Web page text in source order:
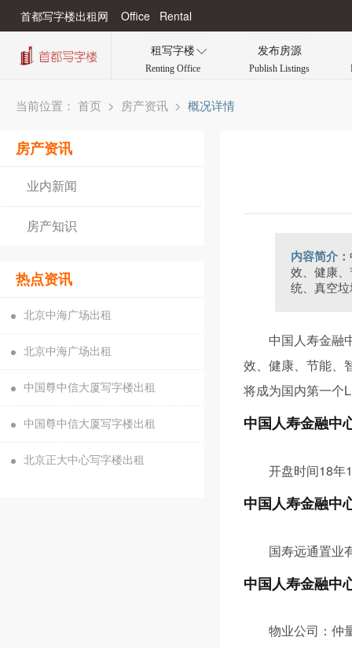
首都写字楼出租网 Office Rental
租写字楼
Renting Office
 发布房源
Publish Listings
当前位置： 首页 > 房产资讯 > 概况详情
房产资讯
业内新闻
房产知识
热点资讯
北京中海广场出租
北京中海广场出租
中国尊中信大厦写字楼出租
中国尊中信大厦写字楼出租
北京正大中心写字楼出租
内容简介：
效、健康
统、真空
中国人寿金融
效、健康、节能、
将成为国内第一个
中国人寿金融中
开盘时间18年
中国人寿金融中
国寿远通置业
中国人寿金融中
物业公司：仲